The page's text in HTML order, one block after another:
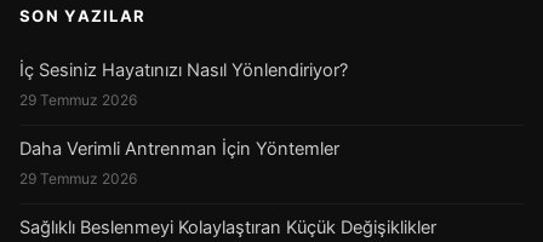
SON YAZILAR
İç Sesiniz Hayatınızı Nasıl Yönlendiriyor?
29 Temmuz 2026
Daha Verimli Antrenman İçin Yöntemler
29 Temmuz 2026
Sağlıklı Beslenmeyi Kolaylaştıran Küçük Değişiklikler